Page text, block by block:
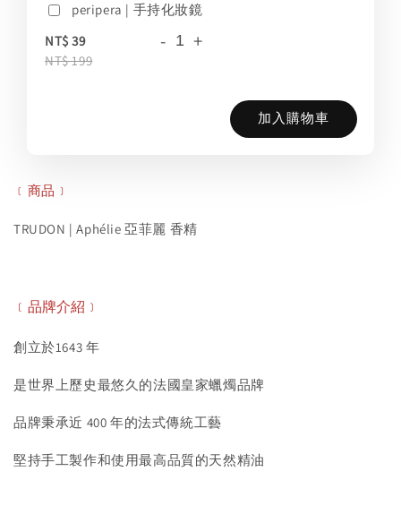
peripera | 手持化妝鏡
NT$ 39
NT$ 199
- +
加入購物車
﹝商品﹞
TRUDON | Aphélie 亞菲麗 香精
﹝品牌介紹﹞
創立於1643 年
是世界上歷史最悠久的法國皇家蠟燭品牌
品牌秉承近 400 年的法式傳統工藝
堅持手工製作和使用最高品質的天然精油